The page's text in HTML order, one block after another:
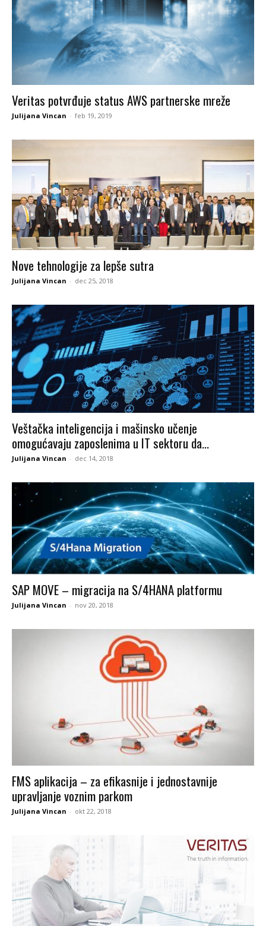
Veritas potvrđuje status AWS partnerske mreže
Julijana Vincan - feb 19, 2019
Nove tehnologije za lepše sutra
Julijana Vincan - dec 25, 2018
Veštačka inteligencija i mašinsko učenje
omogućavaju zaposlenima u IT sektoru da...
Julijana Vincan - dec 14, 2018
SAP MOVE – migracija na S/4HANA platformu
Julijana Vincan - nov 20, 2018
FMS aplikacija – za efikasnije i jednostavnije
upravljanje voznim parkom
Julijana Vincan - okt 22, 2018